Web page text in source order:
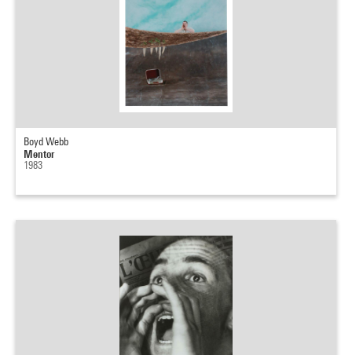
Boyd Webb
Mentor
1983